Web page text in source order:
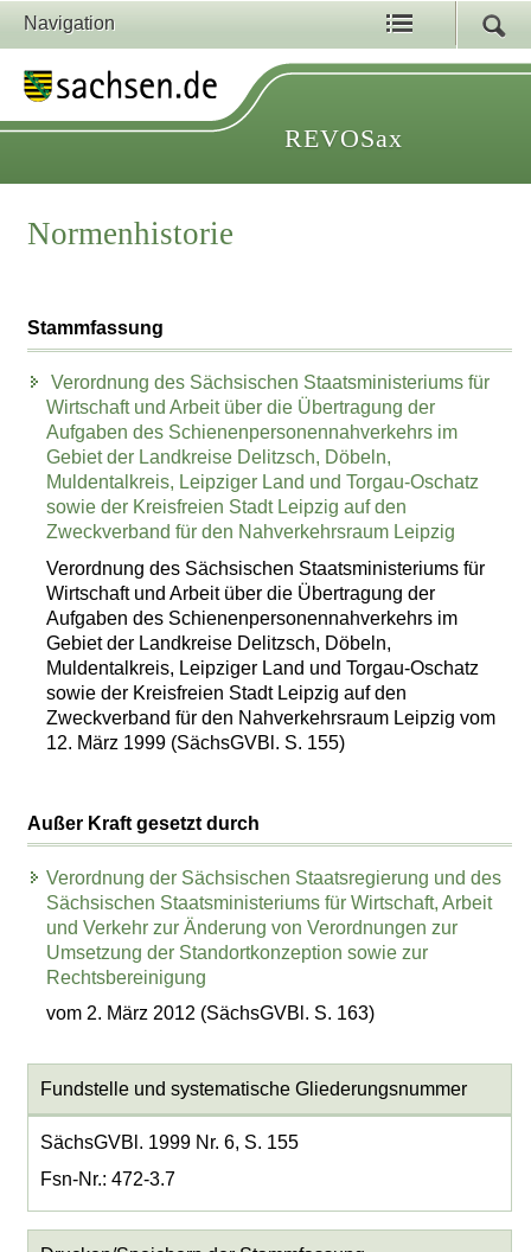
Navigation
REVOSax
Normenhistorie
Stammfassung
Verordnung des Sächsischen Staatsministeriums für
Wirtschaft und Arbeit über die Übertragung der
Aufgaben des Schienenpersonennahverkehrs im
Gebiet der Landkreise Delitzsch, Döbeln,
Muldentalkreis, Leipziger Land und Torgau-Oschatz
sowie der Kreisfreien Stadt Leipzig auf den
Zweckverband für den Nahverkehrsraum Leipzig
Verordnung des Sächsischen Staatsministeriums für
Wirtschaft und Arbeit über die Übertragung der
Aufgaben des Schienenpersonennahverkehrs im
Gebiet der Landkreise Delitzsch, Döbeln,
Muldentalkreis, Leipziger Land und Torgau-Oschatz
sowie der Kreisfreien Stadt Leipzig auf den
Zweckverband für den Nahverkehrsraum Leipzig vom
12. März 1999 (SächsGVBl. S. 155)
Außer Kraft gesetzt durch
Verordnung der Sächsischen Staatsregierung und des
Sächsischen Staatsministeriums für Wirtschaft, Arbeit
und Verkehr zur Änderung von Verordnungen zur
Umsetzung der Standortkonzeption sowie zur
Rechtsbereinigung
vom 2. März 2012 (SächsGVBl. S. 163)
Fundstelle und systematische Gliederungsnummer
SächsGVBl. 1999 Nr. 6, S. 155
Fsn-Nr.: 472-3.7